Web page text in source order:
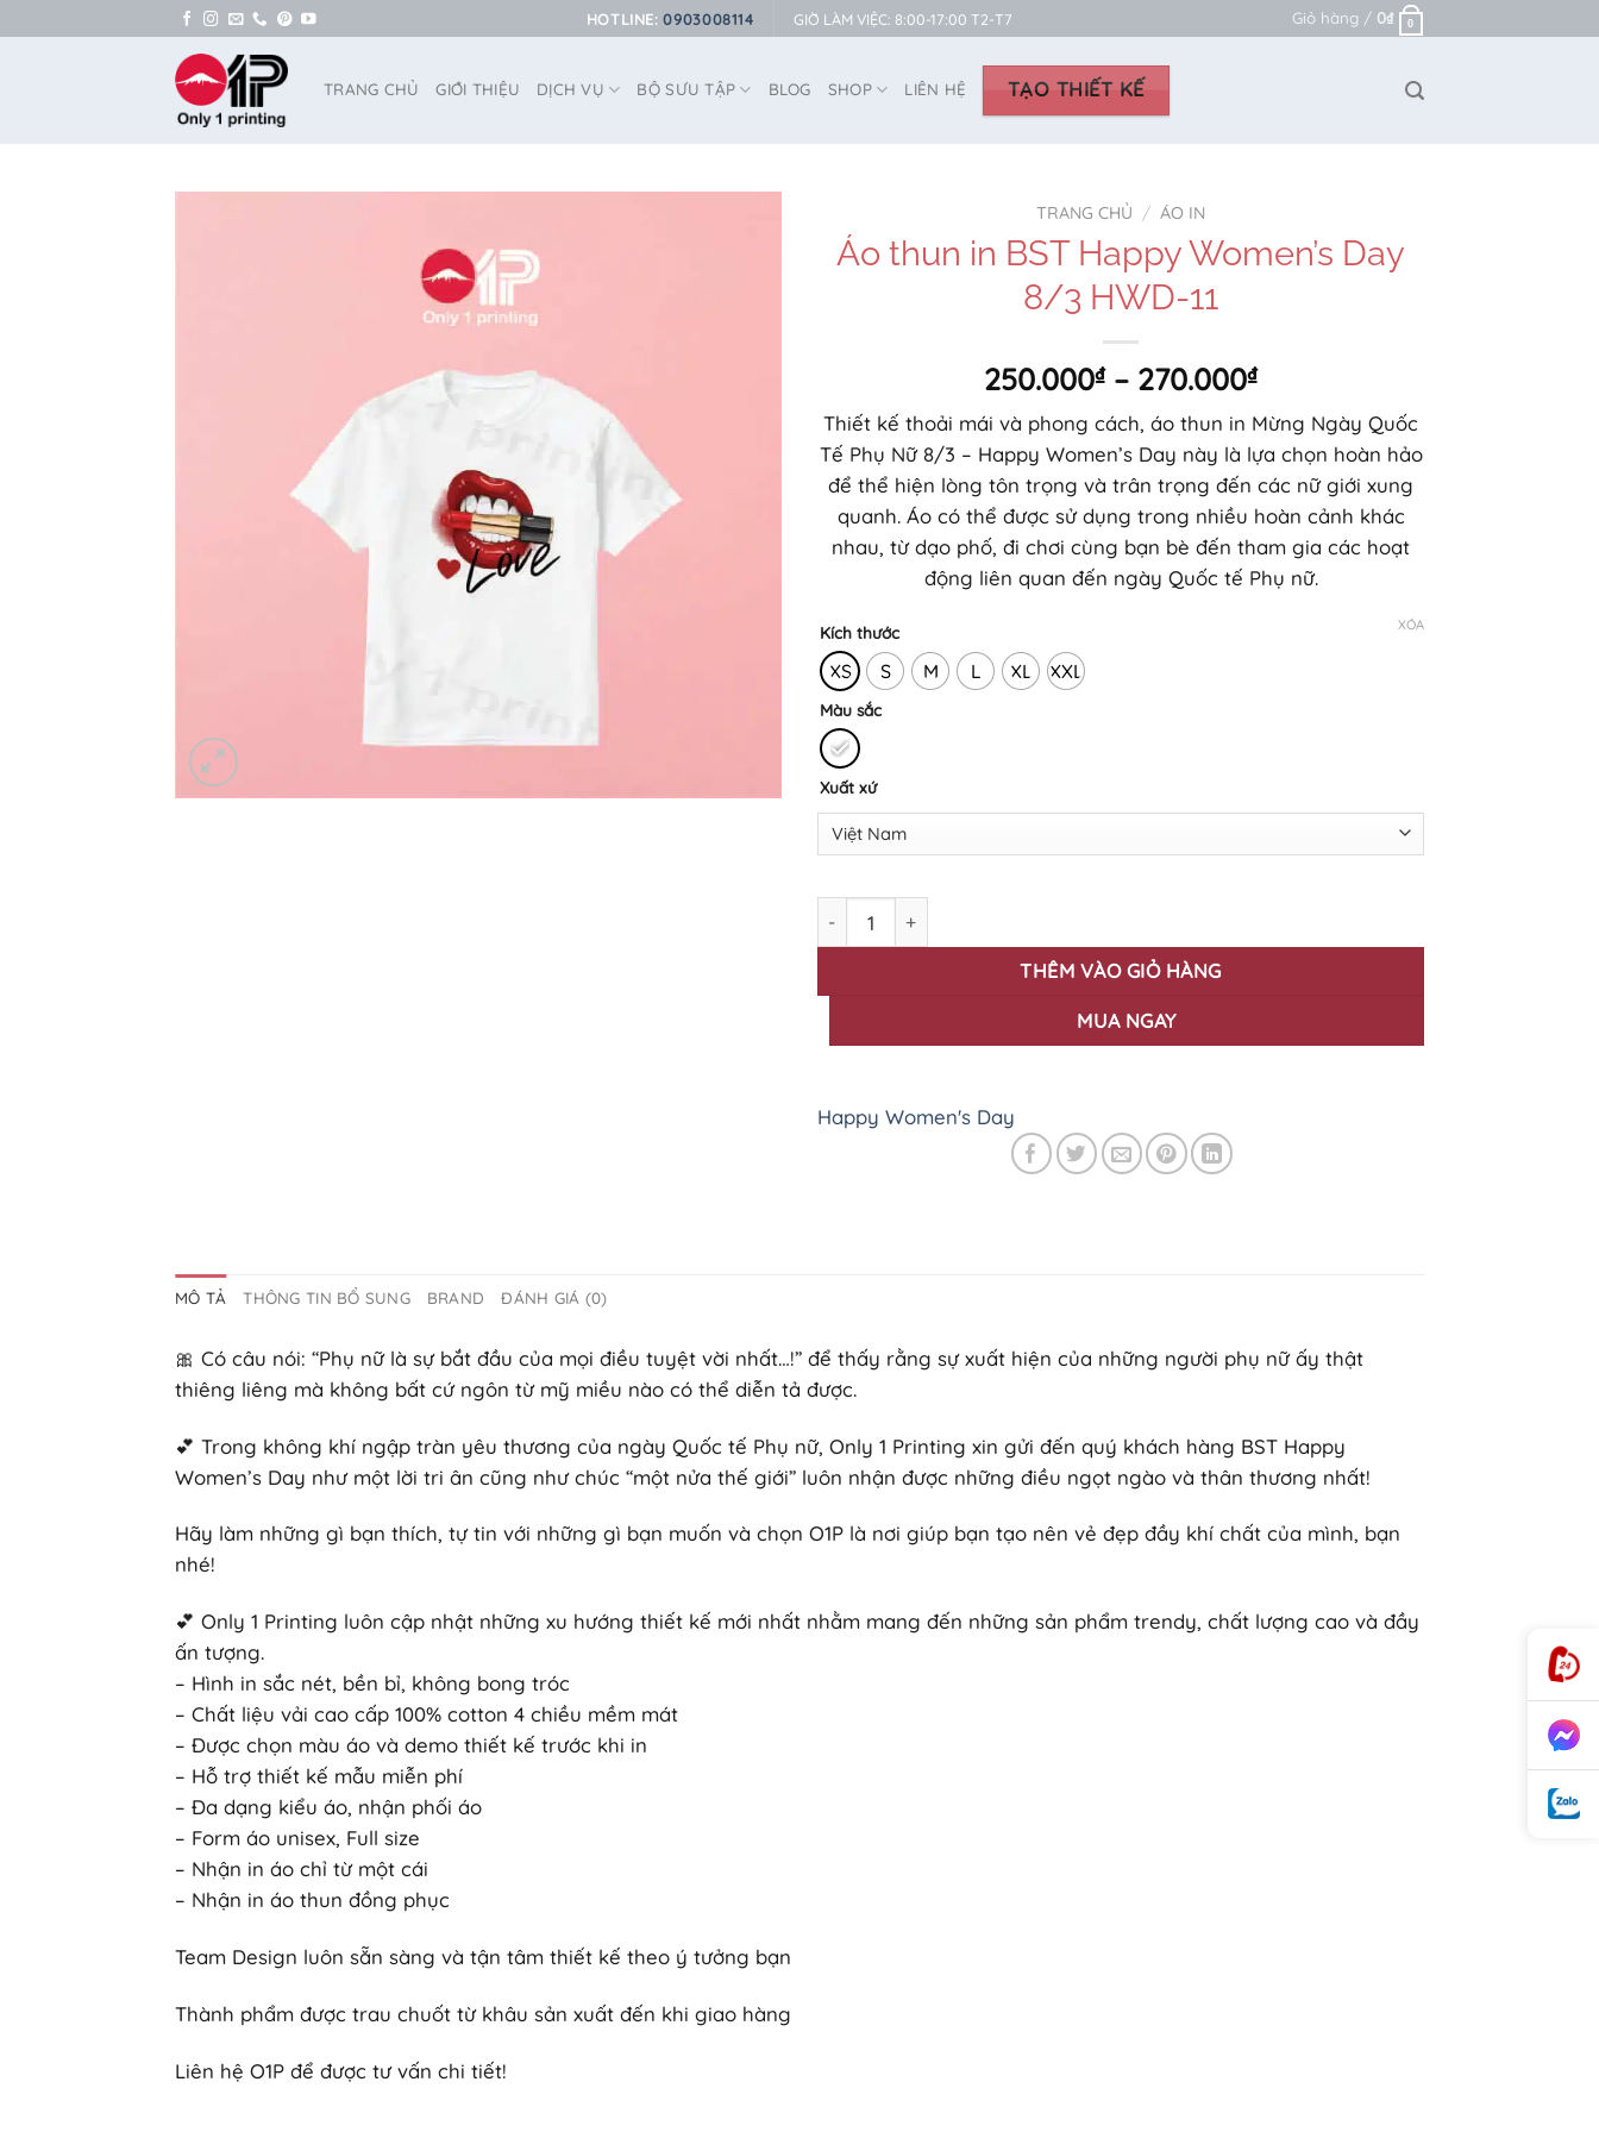
qua
HOTLINE:0903008114 GIỜ LÀM VIỆC: 8:00-17:00 T2-T7 Giỏ hàng / 0₫ 0
TRANG CHỦ GIỚI THIỆU DỊCH VỤ BỘ SƯU TẬP BLOG SHOP LIÊN HỆ TẠO THIẾT KẾ
TRANG CHỦ / ÁO IN
Áo thun in BST Happy Women’s Day
8/3 HWD-11
250.000₫ – 270.000₫Khoảng
giá:
từ
250.000₫
đến
270.000₫
Thiết kế thoải mái và phong cách, áo thun in Mừng Ngày Quốc
Tế Phụ Nữ 8/3 – Happy Women’s Day này là lựa chọn hoàn hảo
để thể hiện lòng tôn trọng và trân trọng đến các nữ giới xung
quanh. Áo có thể được sử dụng trong nhiều hoàn cảnh khác
nhau, từ dạo phố, đi chơi cùng bạn bè đến tham gia các hoạt
động liên quan đến ngày Quốc tế Phụ nữ.
Kích thước
XS S M L XL XXL
Màu sắc
Xuất xứ
XÓA
THÊM VÀO GIỎ HÀNG
MUA NGAY
Happy Women's Day
MÔ TẢ THÔNG TIN BỔ SUNG BRAND ĐÁNH GIÁ (0)
🎀 Có câu nói: “Phụ nữ là sự bắt đầu của mọi điều tuyệt vời nhất…!” để thấy rằng sự xuất hiện của những người phụ nữ ấy thật
thiêng liêng mà không bất cứ ngôn từ mỹ miều nào có thể diễn tả được.
💕 Trong không khí ngập tràn yêu thương của ngày Quốc tế Phụ nữ, Only 1 Printing xin gửi đến quý khách hàng BST Happy
Women’s Day như một lời tri ân cũng như chúc “một nửa thế giới” luôn nhận được những điều ngọt ngào và thân thương nhất!
Hãy làm những gì bạn thích, tự tin với những gì bạn muốn và chọn O1P là nơi giúp bạn tạo nên vẻ đẹp đầy khí chất của mình, bạn
nhé!
💕 Only 1 Printing luôn cập nhật những xu hướng thiết kế mới nhất nhằm mang đến những sản phẩm trendy, chất lượng cao và đầy
ấn tượng.
– Hình in sắc nét, bền bỉ, không bong tróc
– Chất liệu vải cao cấp 100% cotton 4 chiều mềm mát
– Được chọn màu áo và demo thiết kế trước khi in
– Hỗ trợ thiết kế mẫu miễn phí
– Đa dạng kiểu áo, nhận phối áo
– Form áo unisex, Full size
– Nhận in áo chỉ từ một cái
– Nhận in áo thun đồng phục
Team Design luôn sẵn sàng và tận tâm thiết kế theo ý tưởng bạn
Thành phẩm được trau chuốt từ khâu sản xuất đến khi giao hàng
Liên hệ O1P để được tư vấn chi tiết!